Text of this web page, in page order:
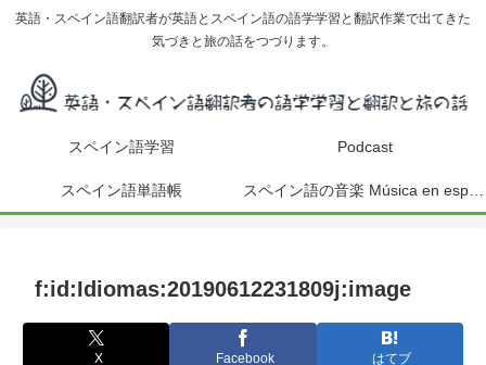
英語・スペイン語翻訳者が英語とスペイン語の語学学習と翻訳作業で出てきた
気づきと旅の話をつづります。
スペイン語学習 Podcast
スペイン語単語帳
f:id:Idiomas:20190612231809j:image
X Facebook はてブ